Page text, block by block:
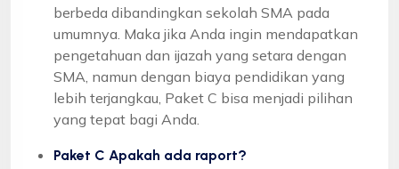
berbeda dibandingkan sekolah SMA pada
umumnya. Maka jika Anda ingin mendapatkan
pengetahuan dan ijazah yang setara dengan
SMA, namun dengan biaya pendidikan yang
lebih terjangkau, Paket C bisa menjadi pilihan
yang tepat bagi Anda.
Paket C Apakah ada raport?